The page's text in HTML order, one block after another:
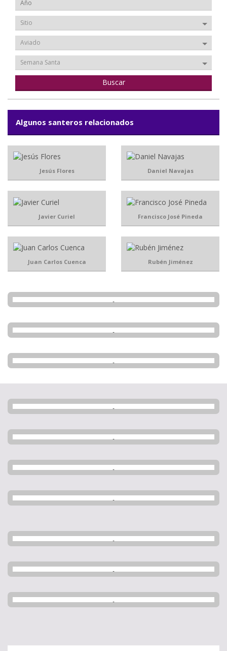
Sitio
Aviado
Semana Santa
Algunos santeros relacionados
Jesús Flores Daniel Navajas
Javier Curiel Francisco José Pineda
Juan Carlos Cuenca Rubén Jiménez